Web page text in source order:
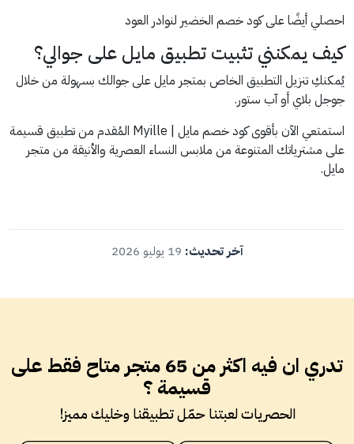
احصلي أيضًا على كود خصم الخضير لنوادر العود
كيف يمكنني تثبيت تطبيق مايل على جوالي؟
يُمكنكِ تنزيل التطبيق الخاص بمتجر مايل على جوالك بسهولة من خلال
جوجل بلاي أو آب ستور.
استمتعي الآن بأقوى كود خصم مايل | Myille المُقدم من تطبيق قسيمة
على مشترياتك المتنوعة من ملابس النساء العصرية والأنيقة من متجر
مايل.
آخر تحديث:
تدري ان فيه اكثر من 65 متجر متاح فقط على
قسيمة ؟
الحصريات لعبتنا حمّل تطبيقنا وخليك مميز!